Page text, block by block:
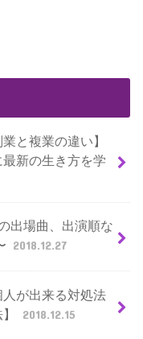
と複業の違い】
新の生き方を学
出場曲、出演順な
2018.12.27
が出来る対処法
2018.12.15